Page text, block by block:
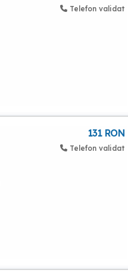
Telefon validat
131 RON
Telefon validat